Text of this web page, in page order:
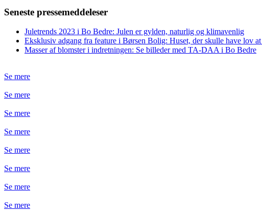
Seneste pressemeddeleser
Juletrends 2023 i Bo Bedre: Julen er gylden, naturlig og klimavenlig
Eksklusiv adgang fra feature i Børsen Bolig: Huset, der skulle have lov
Masser af blomster i indretningen: Se billeder med TA-DAA i Bo Bedre
Se mere
Se mere
Se mere
Se mere
Se mere
Se mere
Se mere
Se mere